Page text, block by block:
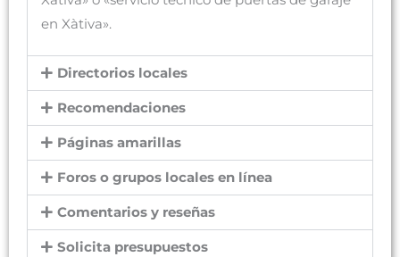
en Xàtiva».
Directorios locales
Recomendaciones
Páginas amarillas
Foros o grupos locales en línea
Comentarios y reseñas
Solicita presupuestos